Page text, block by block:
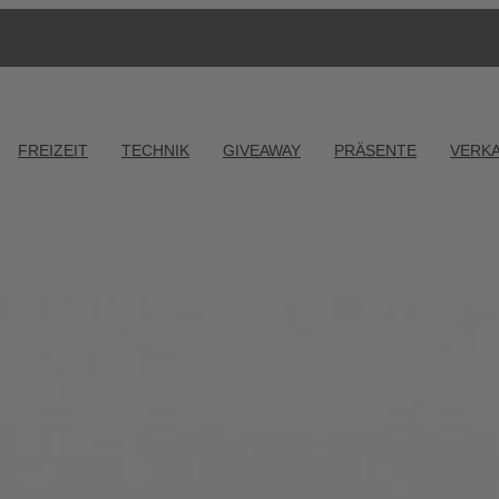
FREIZEIT TECHNIK GIVEAWAY PRÄSENTE